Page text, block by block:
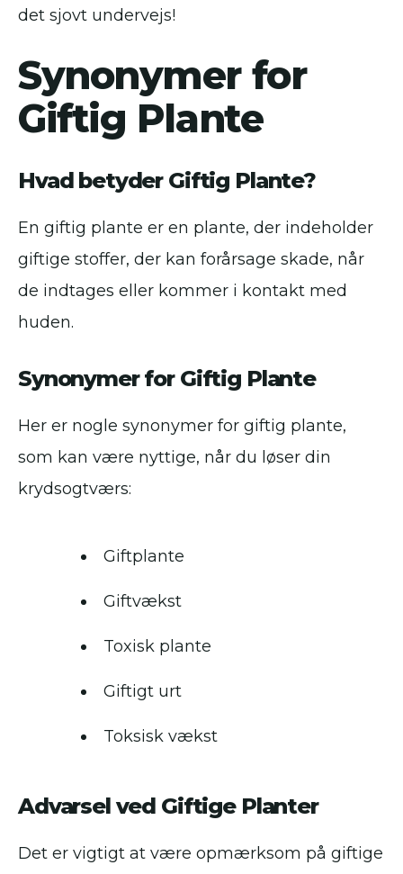
det sjovt undervejs!
Synonymer for
Giftig Plante
Hvad betyder Giftig Plante?
En giftig plante er en plante, der indeholder
giftige stoffer, der kan forårsage skade, når
de indtages eller kommer i kontakt med
huden.
Synonymer for Giftig Plante
Her er nogle synonymer for giftig plante,
som kan være nyttige, når du løser din
krydsogtværs:
Giftplante
Giftvækst
Toxisk plante
Giftigt urt
Toksisk vækst
Advarsel ved Giftige Planter
Det er vigtigt at være opmærksom på giftige